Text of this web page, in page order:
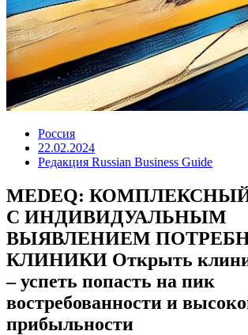
Россия
22.02.2024
Редакция Russian Business Guide
MEDEQ:
С ИНДИВИДУАЛЬНЫМ
ВЫЯВЛЕНИЕМ
КЛИНИКИ Открыть
– успеть попасть на пик
востребованности и
прибыльности